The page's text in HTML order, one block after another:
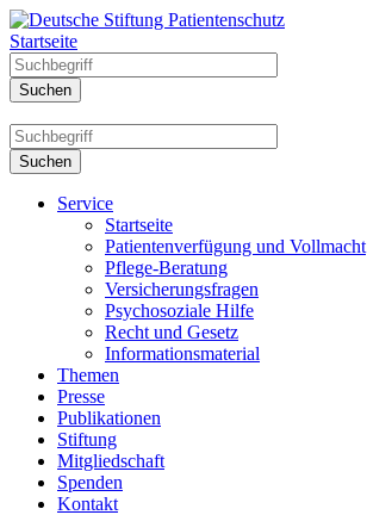
Startseite
Service
Startseite
Patientenverfügung und Vollmacht
Pflege-Beratung
Versicherungsfragen
Psychosoziale Hilfe
Recht und Gesetz
Informationsmaterial
Themen
Presse
Publikationen
Stiftung
Mitgliedschaft
Spenden
Kontakt